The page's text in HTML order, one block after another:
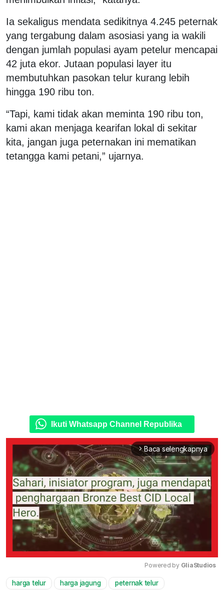
Ia sekaligus mendata sedikitnya 4.245 peternak
yang tergabung dalam asosiasi yang ia wakili
dengan jumlah populasi ayam petelur mencapai
42 juta ekor. Jutaan populasi layer itu
membutuhkan pasokan telur kurang lebih
hingga 190 ribu ton.
“Tapi, kami tidak akan meminta 190 ribu ton,
kami akan menjaga kearifan lokal di sekitar
kita, jangan juga peternakan ini mematikan
tetangga kami petani,” ujarnya.
Ikuti Whatsapp Channel Republika
arrow_forward_ios Baca selengkapnya
Powered by GliaStudios
harga telur harga jagung peternak telur